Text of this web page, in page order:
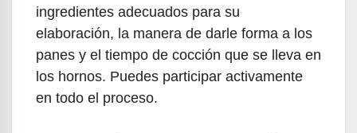
ingredientes adecuados para su
elaboración, la manera de darle forma a los
panes y el tiempo de cocción que se lleva en
los hornos. Puedes participar activamente
en todo el proceso.